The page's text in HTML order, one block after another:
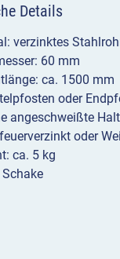
Menge
Details
verzinktes
60 mm
ca. 1500 mm
oder
angeschweißte
oder
ca. 5 kg